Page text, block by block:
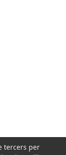
tercers per